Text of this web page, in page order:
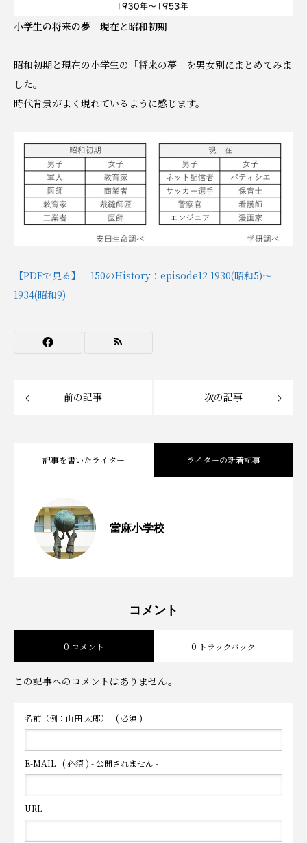
小学生の将来の夢 現在と昭和初期
昭和初期と現在の小学生の「将来の夢」を男女別にまとめてみま
した。
時代背景がよく現れているように感じます。
【PDFで見る】 150のHistory：episode12 1930(昭和5)～
1934(昭和9)
前の記事 次の記事
記事を書いたライター ライターの新着記事
當麻小学校
2026.01.11
コメント
0 コメント 0 トラックバック
この記事へのコメントはありません。
名前（例：山田 太郎） ( 必須 )
E-MAIL ( 必須 ) - 公開されません -
URL